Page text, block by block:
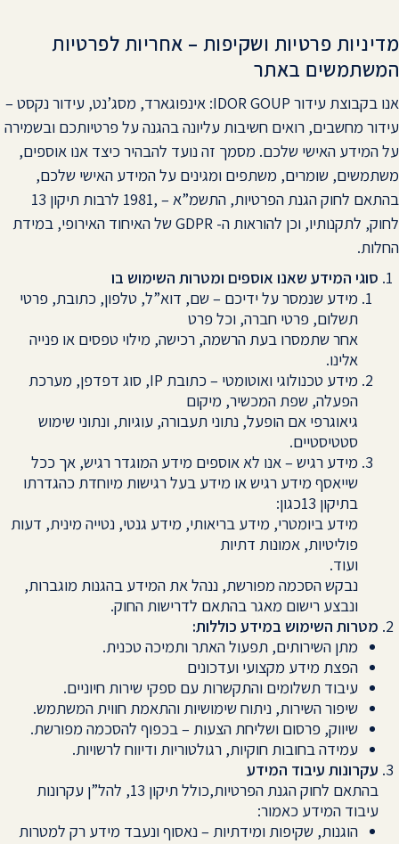
מדיניות פרטיות ושקיפות – אחריות לפרטיות
המשתמשים באתר
אנו בקבוצת עידור IDOR GOUP: אינפוגארד, מסג’נט, עידור נקסט –
עידור מחשבים, רואים חשיבות עליונה בהגנה על פרטיותכם ובשמירה
על המידע האישי שלכם. מסמך זה נועד להבהיר כיצד אנו אוספים,
משתמשים, שומרים, משתפים ומגינים על המידע האישי שלכם,
בהתאם לחוק הגנת הפרטיות, התשמ”א – ,1981 לרבות תיקון 13
לחוק, לתקנותיו, וכן להוראות ה- GDPR של האיחוד האירופי, במידת
החלות.
סוגי המידע שאנו אוספים ומטרות השימוש בו
מידע שנמסר על ידיכם – שם, דוא”ל, טלפון, כתובת, פרטי
תשלום, פרטי חברה, וכל פרט
אחר שתמסרו בעת הרשמה, רכישה, מילוי טפסים או פנייה
אלינו.
מידע טכנולוגי ואוטומטי – כתובת IP, סוג דפדפן, מערכת
הפעלה, שפת המכשיר, מיקום
גיאוגרפי אם הופעל, נתוני תעבורה, עוגיות, ונתוני שימוש
סטטיסטיים.
מידע רגיש – אנו לא אוספים מידע המוגדר רגיש, אך ככל
שייאסף מידע רגיש או מידע בעל רגישות מיוחדת כהגדרתו
בתיקון 13כגון:
מידע ביומטרי, מידע בריאותי, מידע גנטי, נטייה מינית, דעות
פוליטיות, אמונות דתיות
ועוד.
נבקש הסכמה מפורשת, ננהל את המידע בהגנות מוגברות,
ונבצע רישום מאגר בהתאם לדרישות החוק.
מטרות השימוש במידע כוללות:
מתן השירותים, תפעול האתר ותמיכה טכנית.
הפצת מידע מקצועי ועדכונים
עיבוד תשלומים והתקשרות עם ספקי שירות חיוניים.
שיפור השירות, ניתוח שימושיות והתאמת חווית המשתמש.
שיווק, פרסום ושליחת הצעות – בכפוף להסכמה מפורשת.
עמידה בחובות חוקיות, רגולטוריות ודיווח לרשויות.
עקרונות עיבוד המידע
בהתאם לחוק הגנת הפרטיות,כולל תיקון 13, להל”ן עקרונות
עיבוד המידע כאמור:
הוגנות, שקיפות ומידתיות – נאסוף ונעבד מידע רק למטרות